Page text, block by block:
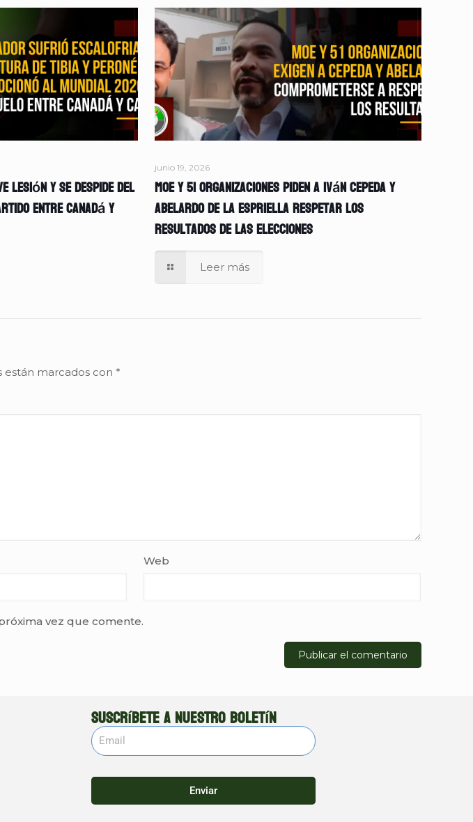
lesión y se despide del
entre Canadá y
junio 19, 2026
MOE y 51 organizaciones piden a Iván Cepeda y
Abelardo de la Espriella respetar los
resultados de las elecciones
Leer más
están marcados con *
Web
vez que comente.
Suscríbete a nuestro boletín
Enviar